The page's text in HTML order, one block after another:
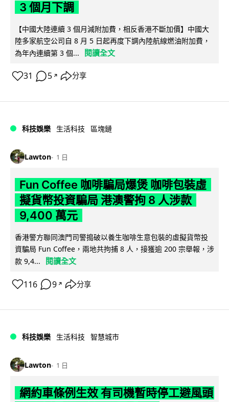
3 個月下調
【中國大陸連續 3 個月減附加費，相反香港不斷加價】中國大
陸多家航空公司自 8 月 5 日起再度下調內陸航線燃油附加費，
為年內連續第 3 個...
閱讀全文
31 5 ↗ 分享
科技娛樂 生活科技 區塊鏈
Lawton 1 日
Fun Coffee 咖啡騙局爆煲 咖啡包裝虛
擬貨幣投資騙局 港澳警拘 8 人涉款
9,400 萬元
香港警方聯同澳門司警搗破以養生咖啡生意包裝的虛擬貨幣投
資騙局 Fun Coffee，兩地共拘捕 8 人，接獲逾 200 宗舉報，涉
款 9,4...
閱讀全文
116 9 ↗ 分享
科技娛樂 生活科技 智慧城市
Lawton 1 日
網約車條例生效 有司機暫時停工避風頭